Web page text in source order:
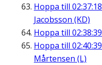
Hoppa till 02:37:18
Jacobsson (KD)
Hoppa till 02:38:39
Hoppa till 02:40:39
Mårtensen (L)